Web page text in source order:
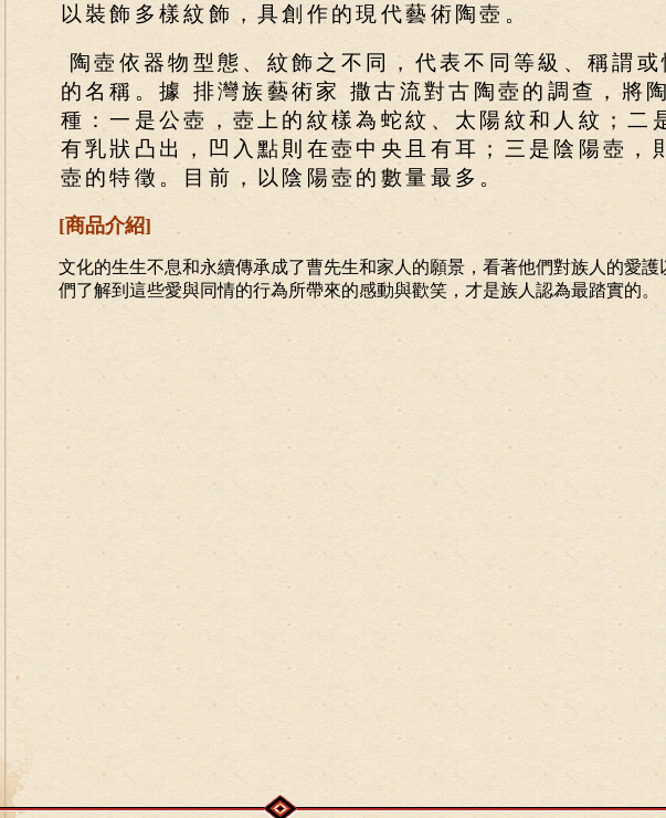
以裝飾多樣紋飾，具創作的現代藝術陶壺。
陶壺依器物型態、紋飾之不同，代表不同等級、稱謂
的名稱。據 排灣族藝術家 撒古流對古陶壺的調查，將
種：一是公壺，壺上的紋樣為蛇紋、太陽紋和人紋；二
有乳狀凸出，凹入點則在壺中央且有耳；三是陰陽壺，
壺的特徵。目前，以陰陽壺的數量最多。
[商品介紹]
文化的生生不息和永續傳承成了曹先生和家人的願景，看著他們對族人的愛護
們了解到這些愛與同情的行為所帶來的感動與歡笑，才是族人認為最踏實的。